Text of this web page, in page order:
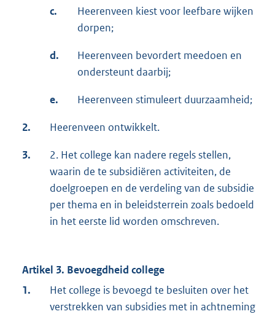
c.
Heerenveen kiest voor leefbare wijken
dorpen;
d.
Heerenveen bevordert meedoen en
ondersteunt daarbij;
e. Heerenveen stimuleert duurzaamheid;
2. Heerenveen ontwikkelt.
3.
2. Het college kan nadere regels stellen,
waarin de te subsidiëren activiteiten, de
doelgroepen en de verdeling van de subsidie
per thema en in beleidsterrein zoals bedoeld
in het eerste lid worden omschreven.
Artikel 3. Bevoegdheid college
1.
Het college is bevoegd te besluiten over het
verstrekken van subsidies met in achtneming